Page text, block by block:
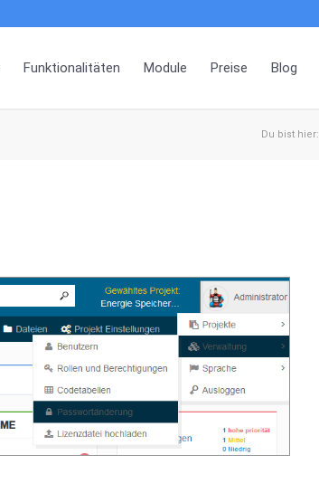
Funktionalitäten Module Preise Blog
Du bist hier: